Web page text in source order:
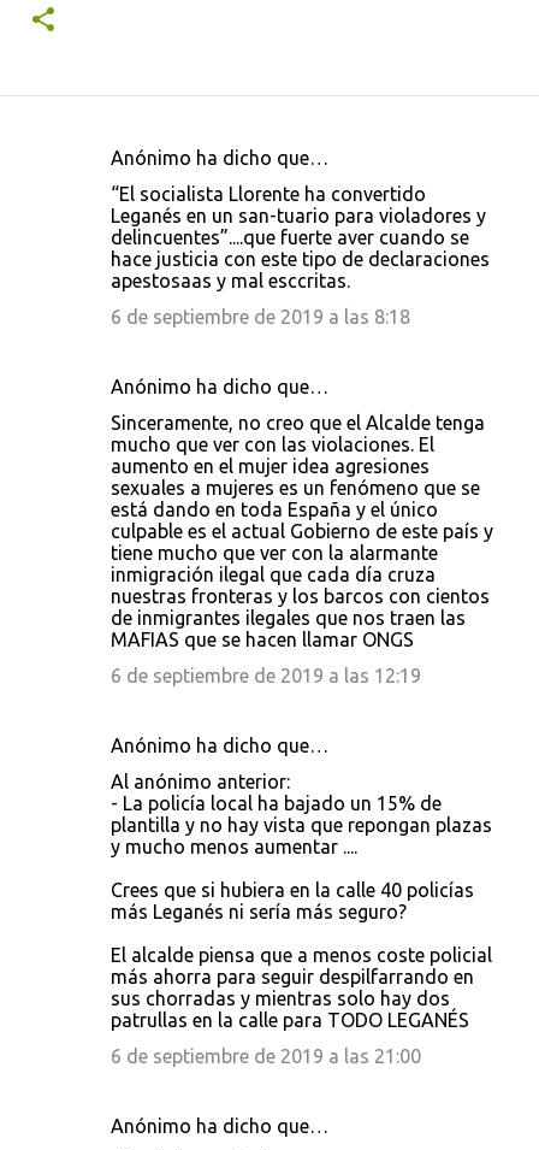
Anónimo ha dicho que…
“El socialista Llorente ha convertido
Leganés en un san-tuario para violadores y
delincuentes”....que fuerte aver cuando se
hace justicia con este tipo de declaraciones
apestosaas y mal esccritas.
6 de septiembre de 2019 a las 8:18
Anónimo ha dicho que…
Sinceramente, no creo que el Alcalde tenga
mucho que ver con las violaciones. El
aumento en el mujer idea agresiones
sexuales a mujeres es un fenómeno que se
está dando en toda España y el único
culpable es el actual Gobierno de este país y
tiene mucho que ver con la alarmante
inmigración ilegal que cada día cruza
nuestras fronteras y los barcos con cientos
de inmigrantes ilegales que nos traen las
MAFIAS que se hacen llamar ONGS
6 de septiembre de 2019 a las 12:19
Anónimo ha dicho que…
Al anónimo anterior:
- La policía local ha bajado un 15% de
plantilla y no hay vista que repongan plazas
y mucho menos aumentar ....
Crees que si hubiera en la calle 40 policías
más Leganés ni sería más seguro?
El alcalde piensa que a menos coste policial
más ahorra para seguir despilfarrando en
sus chorradas y mientras solo hay dos
patrullas en la calle para TODO LEGANÉS
6 de septiembre de 2019 a las 21:00
Anónimo ha dicho que…